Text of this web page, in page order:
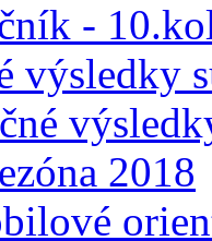
-
výsledky
2018